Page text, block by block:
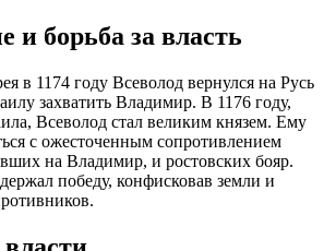
и борьба за власть
в 1174 году Всеволод вернулся на Русь
захватить Владимир. В 1176 году,
Всеволод стал великим князем. Ему
с ожесточенным сопротивлением
на Владимир, и ростовских бояр.
победу, конфисковав земли и